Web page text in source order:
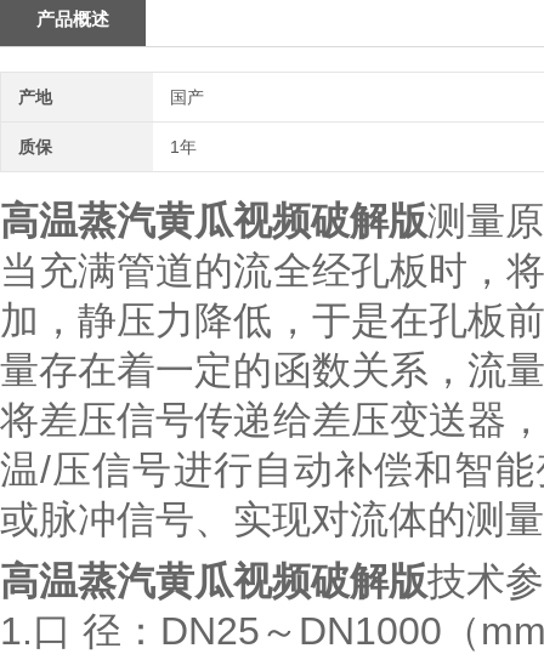
产品概述
产地 国产
质保 1年
高温蒸汽黄瓜视频破解版测量
当充满管道的流全经孔板时，
加，静压力降低，于是在孔板
量存在着一定的函数关系，流
将差压信号传递给差压变送器
温/压信号进行自动补偿和智
或脉冲信号、实现对流体的测
高温蒸汽黄瓜视频破解版技术
1.口 径：DN25～DN1000（